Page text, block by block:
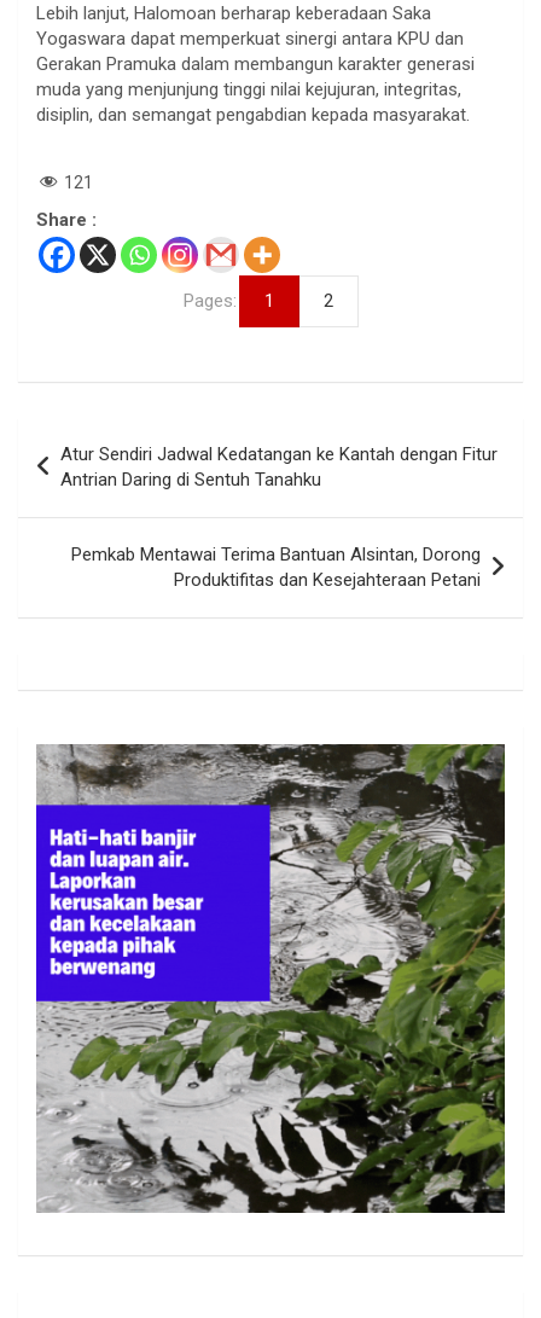
Lebih lanjut, Halomoan berharap keberadaan Saka
Yogaswara dapat memperkuat sinergi antara KPU dan
Gerakan Pramuka dalam membangun karakter generasi
muda yang menjunjung tinggi nilai kejujuran, integritas,
disiplin, dan semangat pengabdian kepada masyarakat.
121
Share :
Pages: 1 2
pos
Atur Sendiri Jadwal Kedatangan ke Kantah dengan Fitur
Antrian Daring di Sentuh Tanahku
Pemkab Mentawai Terima Bantuan Alsintan, Dorong
Produktifitas dan Kesejahteraan Petani